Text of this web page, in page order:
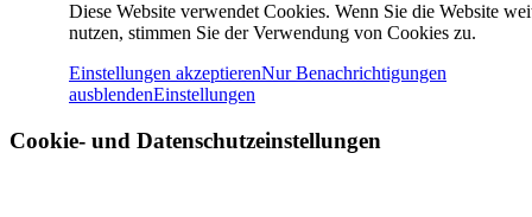
Diese Website verwendet Cookies. Wenn Sie die Website
nutzen, stimmen Sie der Verwendung von Cookies zu.
Einstellungen akzeptierenNur Benachrichtigungen
ausblendenEinstellungen
Cookie- und Datenschutzeinstellungen